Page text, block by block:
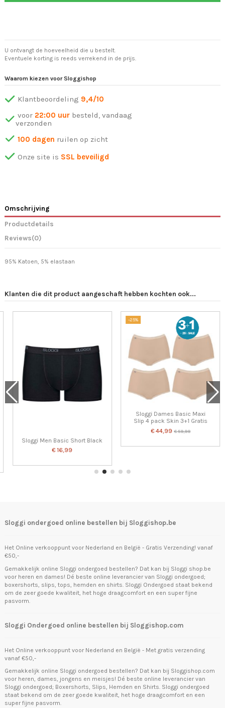
U ontvangt de hoeveelheid die u bestelt.
Eventuele korting is reeds verrekend in de prijs.
Waarom kiezen voor Sloggishop
Klantbeoordeling 9,4/10
voor 22:00 uur besteld, vandaag
verzonden
100 dagen ruilen op zicht
Onze site is SSL beveiligd
Omschrijving
Productdetails
Reviews(0)
95% Katoen, 5% elastaan
Klanten die dit product aangeschaft hebben kochten ook...
Sloggi Men Basic Short Black
€ 16,99
-25%
Sloggi Dames Basic Maxi
Slip 4 pack Skin 3+1 Gratis
€ 44,99€ 59,99
Sloggi ondergoed online bestellen bij Sloggishop.be
Het Online verkooppunt voor Nederland en België - Gratis Verzending! vanaf
€50,-
Gemakkelijk online Sloggi ondergoed bestellen? Dat kan bij Sloggi shop.be
voor heren en dames! Dé beste online leverancier van Sloggi ondergoed;
boxershorts, slips, tops, hemden en shirts. Sloggi Ondergoed staat bekend
om de zeer goede kwaliteit, het hoge draagcomfort en een super fijne
pasvorm.
Sloggi Ondergoed online bestellen bij Sloggishop.com
Het Online verkooppunt voor Nederland en België - Met gratis verzending
vanaf €50,-
Gemakkelijk online Sloggi ondergoed bestellen? Dat kan bij Sloggishop.com
voor heren, dames, jongens en meisjes! Dé beste online leverancier van
Sloggi ondergoed; Boxershorts, Slips, Hemden en Shirts. Sloggi ondergoed
staat bekend om de zeer goede kwaliteit, het hoge draagcomfort en een
super fijne pasvorm.